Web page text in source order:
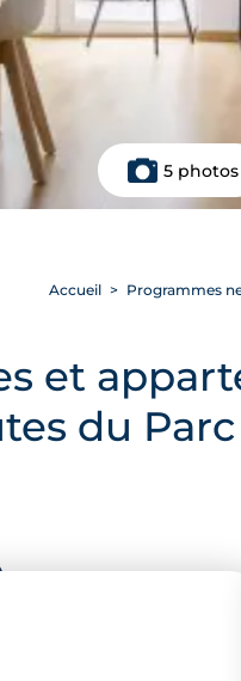
5 photos
Accueil Programmes
et
du